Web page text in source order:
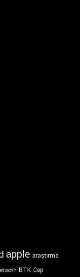
apple araştırma
BTK Cep